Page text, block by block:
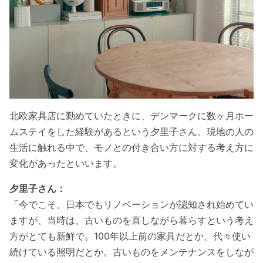
北欧家具店に勤めていたときに、デンマークに数ヶ月ホー
ムステイをした経験があるという夕里子さん。現地の人の
生活に触れる中で、モノとの付き合い方に対する考え方に
変化があったといいます。
夕里子さん：
「今でこそ、日本でもリノベーションが認知され始めてい
ますが、当時は、古いものを直しながら暮らすという考え
方がとても新鮮で。 100年以上前の家具だとか、代々使い
続けている照明だとか。古いものをメンテナンスをしなが